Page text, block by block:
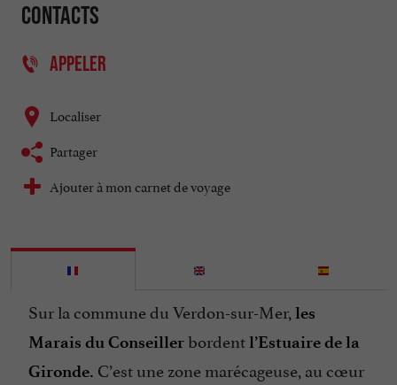
Contacts
APPELER
Localiser
Partager
Ajouter à mon carnet de voyage
Sur la commune du Verdon-sur-Mer, les
Marais du Conseiller bordentl’Estuaire de la
Gironde. C’est une zone marécageuse, au cœur